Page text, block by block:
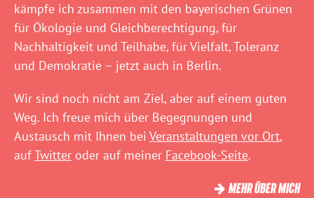
kämpfe ich zusammen mit den bayerischen Grünen
für Ökologie und Gleichberechtigung, für
Nachhaltigkeit und Teilhabe, für Vielfalt, Toleranz
und Demokratie – jetzt auch in Berlin.
Wir sind noch nicht am Ziel, aber auf einem guten
Weg. Ich freue mich über Begegnungen und
Austausch mit Ihnen bei Veranstaltungen vor Ort,
aufTwitter oder auf meiner Facebook-Seite.
MEHR ÜBER MICH